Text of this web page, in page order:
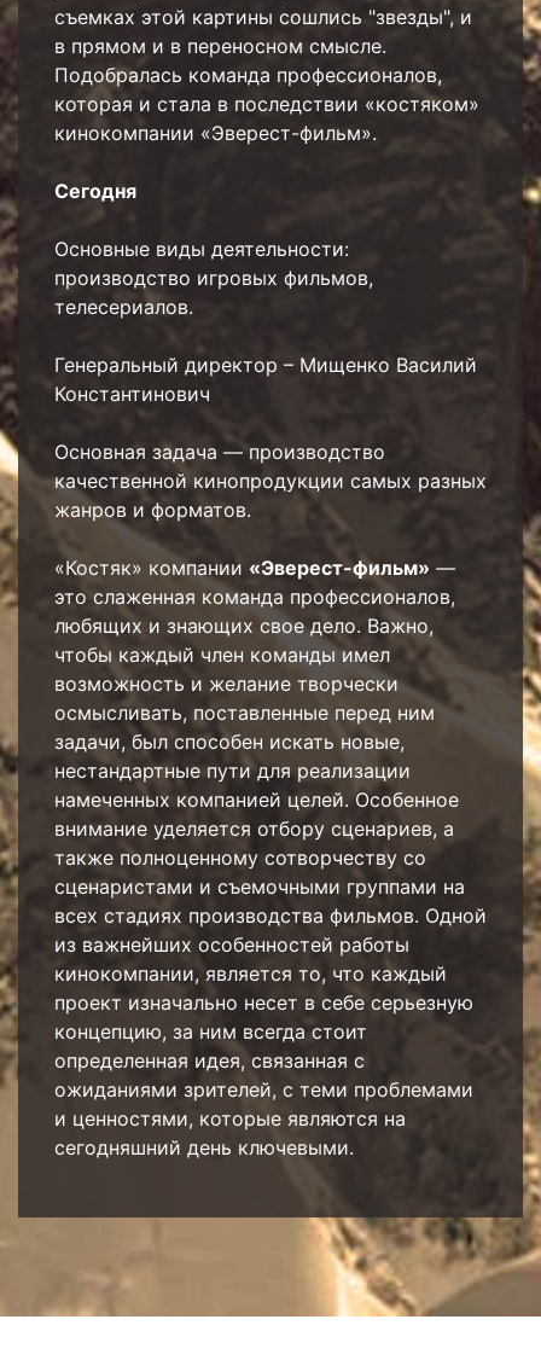
съемках этой картины сошлись "звезды", и
в прямом и в переносном смысле.
Подобралась команда профессионалов,
которая и стала в последствии «костяком»
кинокомпании «Эверест-фильм».
Сегодня
Основные виды деятельности:
производство игровых фильмов,
телесериалов.
Генеральный директор – Мищенко Василий
Константинович
Основная задача — производство
качественной кинопродукции самых разных
жанров и форматов.
«Костяк» компании «Эверест-фильм» —
это слаженная команда профессионалов,
любящих и знающих свое дело. Важно,
чтобы каждый член команды имел
возможность и желание творчески
осмысливать, поставленные перед ним
задачи, был способен искать новые,
нестандартные пути для реализации
намеченных компанией целей. Особенное
внимание уделяется отбору сценариев, а
также полноценному сотворчеству со
сценаристами и съемочными группами на
всех стадиях производства фильмов. Одной
из важнейших особенностей работы
кинокомпании, является то, что каждый
проект изначально несет в себе серьезную
концепцию, за ним всегда стоит
определенная идея, связанная с
ожиданиями зрителей, с теми проблемами
и ценностями, которые являются на
сегодняшний день ключевыми.